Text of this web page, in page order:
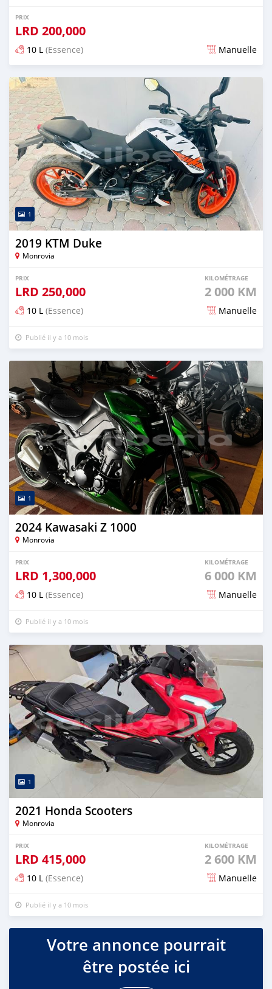
PRIX
LRD 200,000
10 L (Essence) Manuelle
Publié il y a 10 mois
1
2019 KTM Duke
Monrovia
PRIX
LRD 250,000
KILOMÉTRAGE
2 000 KM
10 L (Essence) Manuelle
Publié il y a 10 mois
1
2024 Kawasaki Z 1000
Monrovia
PRIX
LRD 1,300,000
KILOMÉTRAGE
6 000 KM
10 L (Essence) Manuelle
Publié il y a 10 mois
1
2021 Honda Scooters
Monrovia
PRIX
LRD 415,000
KILOMÉTRAGE
2 600 KM
10 L (Essence) Manuelle
Publié il y a 10 mois
Votre annonce pourrait
être postée ici